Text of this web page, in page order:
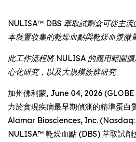
NULISA™ DBS 萃取試劑盒可從主流
本裝置收集的乾燥血點與乾燥血漿微
此工作流程將 NULISA 的應用範圍
心化研究，以及大規模族群研究
加州佛利蒙, June 04, 2026
力於實現疾病最早期偵測的精準蛋白
Alamar Biosciences, Inc. (Nasdaq:
NULISA™ 乾燥血點 (DBS) 萃取試劑